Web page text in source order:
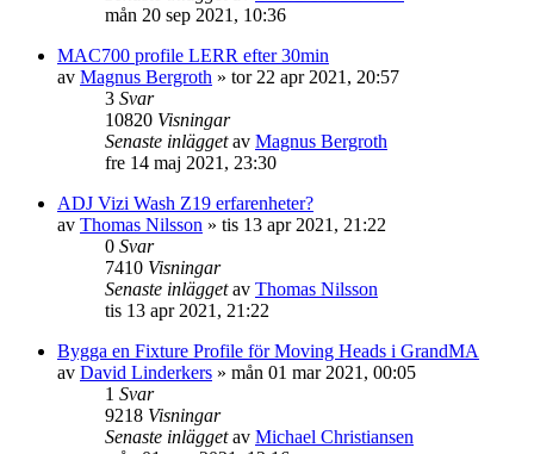
mån 20 sep 2021, 10:36
MAC700 profile LERR efter 30min
av Magnus Bergroth » tor 22 apr 2021, 20:57
3 Svar
10820 Visningar
Senaste inläggetav Magnus Bergroth
fre 14 maj 2021, 23:30
ADJ Vizi Wash Z19 erfarenheter?
av Thomas Nilsson » tis 13 apr 2021, 21:22
0 Svar
7410 Visningar
Senaste inläggetav Thomas Nilsson
tis 13 apr 2021, 21:22
Bygga en Fixture Profile för Moving Heads i GrandMA
av David Linderkers » mån 01 mar 2021, 00:05
1 Svar
9218 Visningar
Senaste inläggetav Michael Christiansen